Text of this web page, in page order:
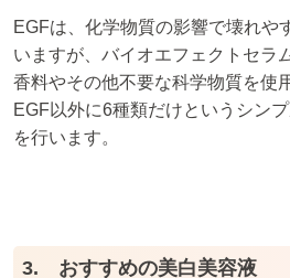
EGFは、化学物質の影響で壊れや
いますが、バイオエフェクトセラ
香料やその他不要な科学物質を使
EGF以外に6種類だけというシン
を行います。
3. おすすめの美白美容液